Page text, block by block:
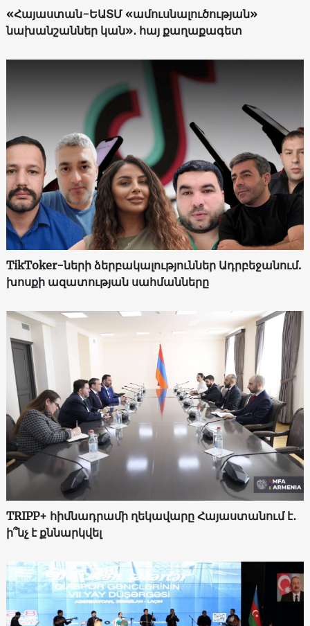
«Հայաստան-ԵԱՏՄ «ամուսնալուծության»
նախանշաններ կան»․ հայ քաղաքագետ
TikToker-ների ձերբակալություններ Ադրբեջանում.
խոսքի ազատության սահմանները
TRIPP+ հիմնադրամի ղեկավարը Հայաստանում է․
ի՞նչ է քննարկվել